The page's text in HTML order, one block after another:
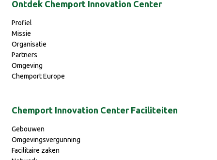
Ontdek Chemport Innovation Center
Profiel
Missie
Organisatie
Partners
Omgeving
Chemport Europe
Chemport Innovation Center Faciliteiten
Gebouwen
Omgevingsvergunning
Facilitaire zaken